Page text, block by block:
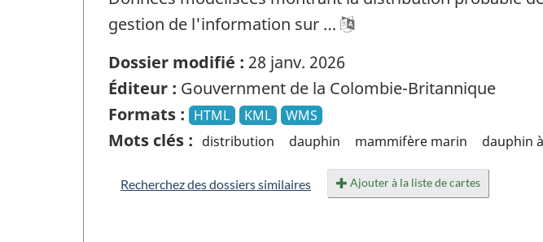
gestion de l'information sur …
Dossier modifié : 28 janv. 2026
Éditeur : Gouvernment de la Colombie-Britannique
Formats : HTML KML WMS
Mots clés : distribution dauphin mammifère marin dauphin
Recherchez des dossiers similaires Ajouter à la liste de cartes